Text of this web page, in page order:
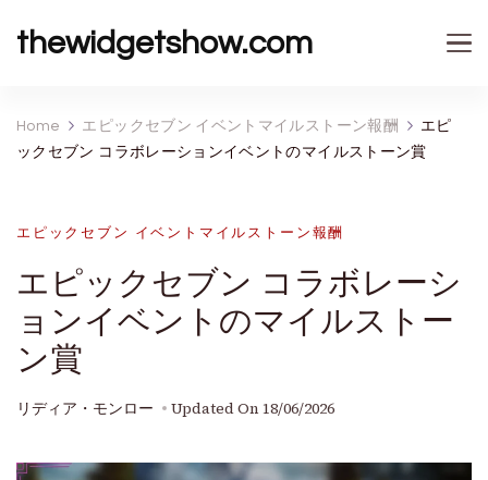
thewidgetshow.com
Home エピックセブン イベントマイルストーン報酬
エピ
ックセブン コラボレーションイベントのマイルストーン賞
エピックセブン イベントマイルストーン報酬
エピックセブン コラボレーシ
ョンイベントのマイルストー
ン賞
リディア・モンロー Updated On 18/06/2026